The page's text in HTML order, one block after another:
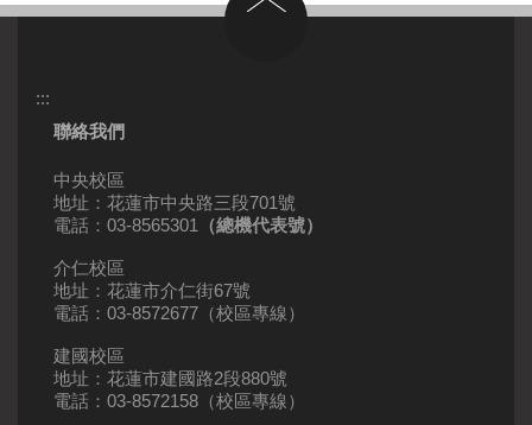
回到頂部
:::
聯絡我們
中央校區
地址：花蓮市中央路三段701號
電話：03-8565301
（總機代表號）
介仁校區
地址：花蓮市介仁街67號
電話：03-8572677（校區專線）
建國校區
地址：花蓮市建國路2段880號
電話：03-8572158（校區專線）